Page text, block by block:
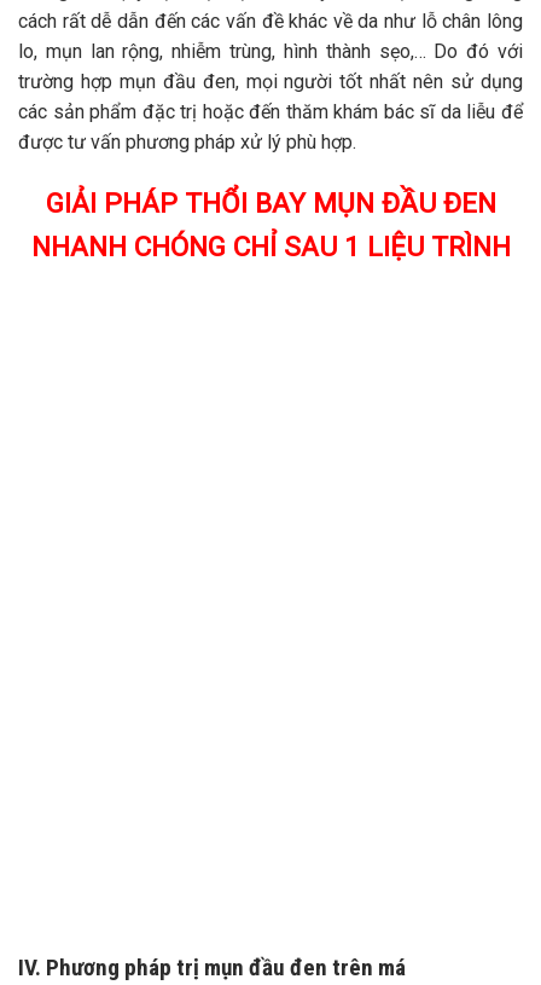
cách rất dễ dẫn đến các vấn đề khác về da như lỗ chân lông
lo, mụn lan rộng, nhiễm trùng, hình thành sẹo,… Do đó với
trường hợp mụn đầu đen, mọi người tốt nhất nên sử dụng
các sản phẩm đặc trị hoặc đến thăm khám bác sĩ da liễu để
được tư vấn phương pháp xử lý phù hợp.
GIẢI PHÁP THỔI BAY MỤN ĐẦU ĐEN
NHANH CHÓNG CHỈ SAU 1 LIỆU TRÌNH
IV. Phương pháp trị mụn đầu đen trên má